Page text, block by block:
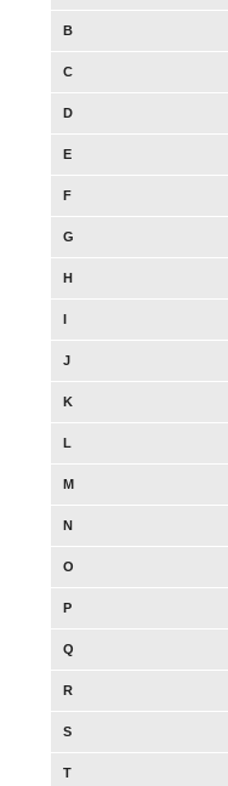
B
C
D
E
F
G
H
I
J
K
L
M
N
O
P
Q
R
S
T